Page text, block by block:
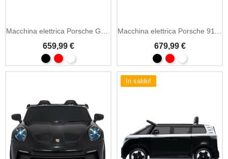
659,99 € 679,99 €
In saldo!